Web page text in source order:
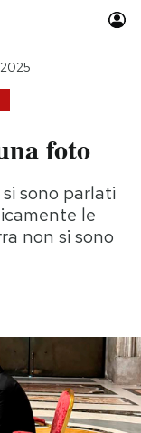
calcio 2026
foto
sono parlati
le
non si sono